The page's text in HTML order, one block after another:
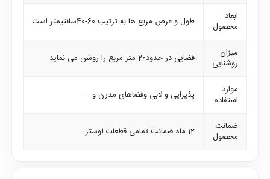
ابعاد
محصول
طول و عرض مربع ها به ترتیب 60-40سانتیمتر است
میزان
روشنایی
فضایی در حدود20 متر مربع را روشن می نماید
موارد
استفاده
پذیرایی و لابی وفضاهای مدرن و...
ضمانت
محصول
12 ماه ضمانت تمامی قطعات لوستر